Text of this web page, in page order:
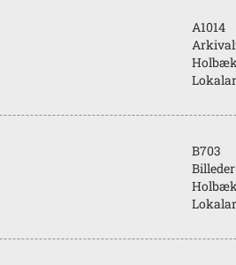
A1014
B703
Billeder